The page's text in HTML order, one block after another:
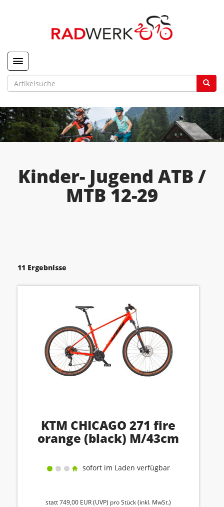
Toggle navigation
Kinder- Jugend ATB /
MTB 12-29
11 Ergebnisse
KTM CHICAGO 271 fire
orange (black) M/43cm
sofort im Laden verfügbar
statt749,00 EUR(UVP) pro Stück (inkl. MwSt.)